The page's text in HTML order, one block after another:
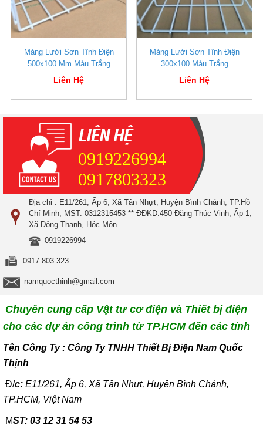
Máng Lưới Sơn Tĩnh Điện
500x100 Mm Màu Trắng
Liên Hệ
Máng Lưới Sơn Tĩnh Điện
300x100 Màu Trắng
Liên Hệ
0919226994
0917803323
Địa chỉ : E11/261, Ấp 6, Xã Tân Nhựt, Huyện Bình Chánh, TP.Hồ
Chí Minh, MST: 0312315453 ** ĐĐKD:450 Đặng Thúc Vinh, Ấp 1,
Xã Đông Thạnh, Hóc Môn
0919226994
0917 803 323
namquocthinh@gmail.com
Chuyên cung cấp Vật tư cơ điện và Thiết bị điện
cho các dự án công trình từ TP.HCM đến các tỉnh
Tên Công Ty : Công Ty TNHH Thiết Bị Điện Nam Quốc
Thịnh
Đ/c: E11/261, Ấp 6, Xã Tân Nhựt, Huyện Bình Chánh,
TP.HCM, Việt Nam
MST: 03 12 31 54 53